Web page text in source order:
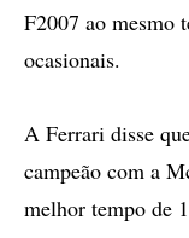
F2007 ao mesmo
ocasionais.
A Ferrari disse
campeão com a
melhor tempo de